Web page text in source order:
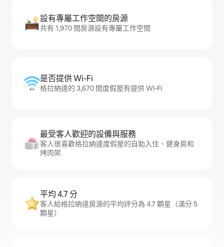
設有專屬工作空間的房源
共有 1,970 間房源設有專屬工作空間
是否提供 Wi-Fi
格拉納達的 3,670 間度假屋有提供 Wi-Fi
最受客人歡迎的設備與服務
客人很喜歡格拉納達度假屋的自助入住、健身房和
烤肉架
平均 4.7 分
客人給格拉納達房源的平均評分為 4.7 顆星（滿分 5
顆星）